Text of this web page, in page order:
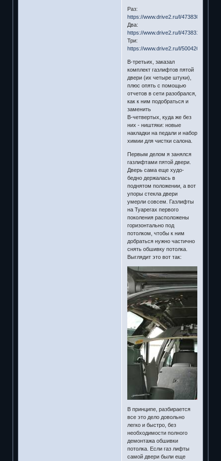
Раз:
https://www.drive2.ru/l/
Два:
https://www.drive2.ru/l/
Три:
https://www.drive2.ru/l/
В-третьих, заказал
комплект газлифтов пятой
двери (их четыре штуки),
плюс опять с помощью
отчетов в сети разобрался,
как к ним подобраться и
заменить
В-четвертых, куда же без
них - ништяки: новые
накладки на педали и набор
химии для чистки салона.
Первым делом я занялся
газлифтами пятой двери.
Дверь сама еще худо-
бедно держалась в
поднятом положении, а вот
упоры стекла двери
умерли совсем. Газлифты
на Туарегах первого
поколения расположены
горизонтально под
потолком, чтобы к ним
добраться нужно частично
снять обшивку потолка.
Выглядит это вот так:
В принципе, разбирается
все это дело довольно
легко и быстро, без
необходимости полного
демонтажа обшивки
потолка. Если газ лифты
самой двери были еще